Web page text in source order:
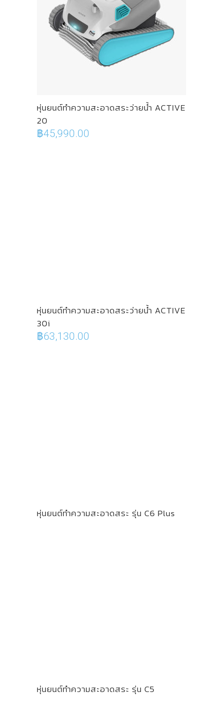
หุ่นยนต์ทำความสะอาดสระว่ายน้ำ ACTIVE
20
฿45,990.00
หุ่นยนต์ทำความสะอาดสระว่ายน้ำ ACTIVE
30i
฿63,130.00
หุ่นยนต์ทำความสะอาดสระ รุ่น C6 Plus
หุ่นยนต์ทำความสะอาดสระ รุ่น C5